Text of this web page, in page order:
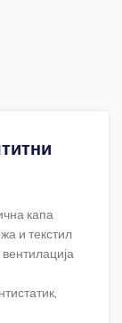
капа
и текстил